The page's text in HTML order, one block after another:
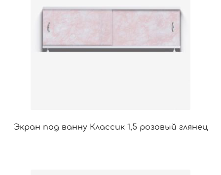
Экран под ванну Классик 1,5 розовый глянец